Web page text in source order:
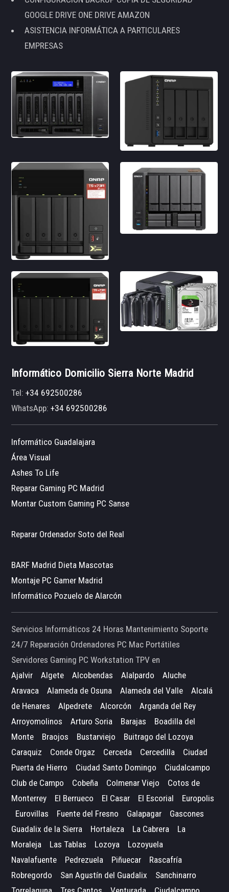
GOOGLE DRIVE ONE DRIVE AMAZON
ASISTENCIA INFORMÁTICA A PARTICULARES
EMPRESAS
Informático Domicilio Sierra Norte Madrid
Tel:+34 692500286
WhatsApp:+34 692500286
Informático Guadalajara
Área Visual
Ashes To Life
Reparar Gaming PC Madrid
Montar Custom Gaming PC Sanse
Reparar Ordenador Soto del Real
BARF Madrid Dieta Mascotas
Montaje PC Gamer Madrid
Informático Pozuelo de Alarcón
Servicios Informáticos 24 Horas Mantenimiento Soporte
24/7 Reparación Ordenadores PC Mac Portátiles
Servidores Gaming PC Workstation TPV en
Ajalvir
Algete Alcobendas Alalpardo
Aluche
Aravaca
Alameda de Osuna Alameda del Valle
Alcalá
de Henares
Alpedrete Alcorcón
Arganda del Rey
Arroyomolinos
Arturo Soria Barajas
Boadilla del
Monte
Braojos Bustarviejo
Buitrago del Lozoya
Caraquiz
Conde Orgaz Cerceda Cercedilla
Ciudad
Puerta de Hierro
Ciudad Santo Domingo
Ciudalcampo
Club de Campo
Cobeña Colmenar Viejo
Cotos de
Monterrey
El Berrueco El Casar El Escorial
Europolis
Eurovillas
Fuente del Fresno Galapagar
Gascones
Guadalix de la Sierra
Hortaleza La Cabrera
La
Moraleja
Las Tablas Lozoya
Lozoyuela
Navalafuente
Pedrezuela Piñuecar
Rascafría
Robregordo
San Agustín del Guadalix
Sanchinarro